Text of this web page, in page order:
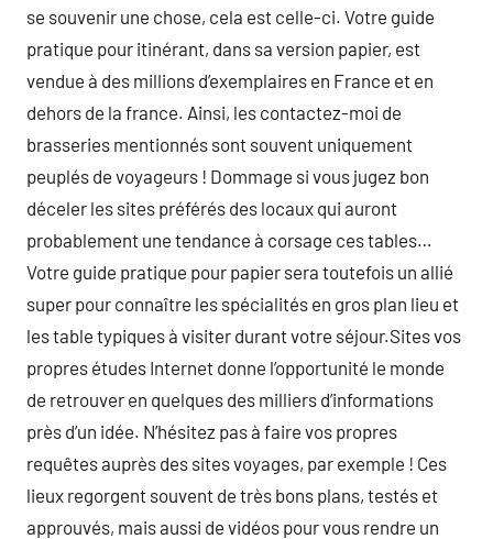
se souvenir une chose, cela est celle-ci. Votre guide
pratique pour itinérant, dans sa version papier, est
vendue à des millions d’exemplaires en France et en
dehors de la france. Ainsi, les contactez-moi de
brasseries mentionnés sont souvent uniquement
peuplés de voyageurs ! Dommage si vous jugez bon
déceler les sites préférés des locaux qui auront
probablement une tendance à corsage ces tables…
Votre guide pratique pour papier sera toutefois un allié
super pour connaître les spécialités en gros plan lieu et
les table typiques à visiter durant votre séjour.Sites vos
propres études Internet donne l’opportunité le monde
de retrouver en quelques des milliers d’informations
près d’un idée. N’hésitez pas à faire vos propres
requêtes auprès des sites voyages, par exemple ! Ces
lieux regorgent souvent de très bons plans, testés et
approuvés, mais aussi de vidéos pour vous rendre un